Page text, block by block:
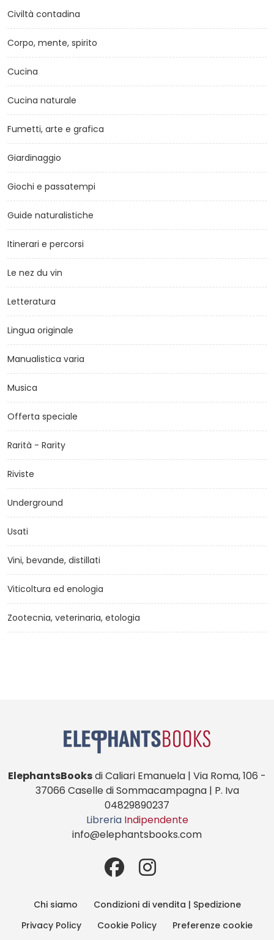
Civiltà contadina
Corpo, mente, spirito
Cucina
Cucina naturale
Fumetti, arte e grafica
Giardinaggio
Giochi e passatempi
Guide naturalistiche
Itinerari e percorsi
Le nez du vin
Letteratura
Lingua originale
Manualistica varia
Musica
Offerta speciale
Rarità - Rarity
Riviste
Underground
Usati
Vini, bevande, distillati
Viticoltura ed enologia
Zootecnia, veterinaria, etologia
ElephantsBooksdi Caliari Emanuela | Via Roma, 106 -
37066 Caselle di Sommacampagna | P. Iva
04829890237
Libreria Indipendente
info@elephantsbooks.com
Chi siamo
Condizioni di vendita | Spedizione
Privacy Policy
Cookie Policy Preferenze cookie